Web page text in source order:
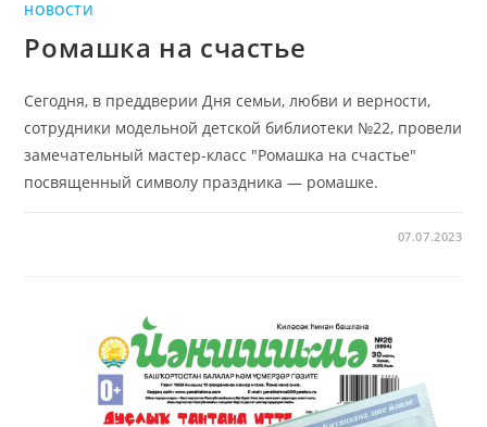
НОВОСТИ
Ромашка на счастье
Сегодня, в преддверии Дня семьи, любви и верности,
сотрудники модельной детской библиотеки №22, провели
замечательный мастер-класс "Ромашка на счастье"
посвященный символу праздника — ромашке.
07.07.2023